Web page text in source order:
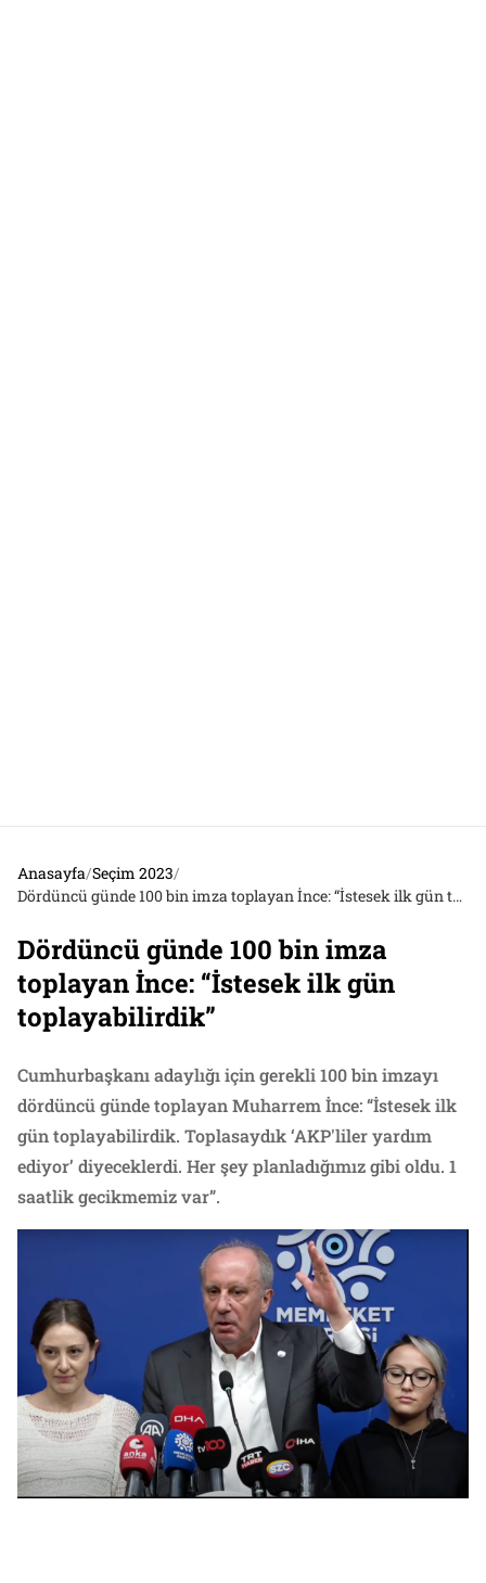
Anasayfa/Seçim 2023/
Dördüncü günde 100 bin imza toplayan İnce: “İstesek ilk gün toplayabilirdik”
Dördüncü günde 100 bin imza
toplayan İnce: “İstesek ilk gün
toplayabilirdik”
Cumhurbaşkanı adaylığı için gerekli 100 bin imzayı
dördüncü günde toplayan Muharrem İnce: “İstesek ilk
gün toplayabilirdik. Toplasaydık ‘AKP'liler yardım
ediyor’ diyeceklerdi. Her şey planladığımız gibi oldu. 1
saatlik gecikmemiz var”.